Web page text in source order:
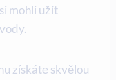
mohli užít
získáte skvělou